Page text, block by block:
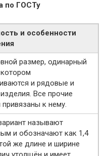
по ГОСТу
и особенности
размер, одинарный
и рядовые и
Все прочие
к нему.
называют
и обозначают как 1,4
же длине и ширине